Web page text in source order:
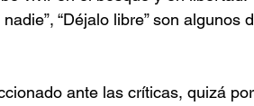
“Déjalo libre” son algunos
ante las críticas, quizá